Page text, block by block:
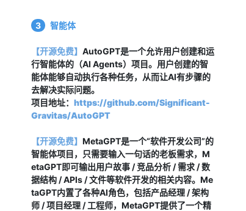
3 智能体
【开源免费】 AutoGPT是一个允许用户创建和运
行智能体的（AI Agents）项目。用户创建的智
能体能够自动执行各种任务，从而让AI有步骤的
去解决实际问题。
项目地址： https://github.com/Significant-
Gravitas/AutoGPT
【开源免费】 MetaGPT是一个“软件开发公司”的
智能体项目，只需要输入一句话的老板需求，M
etaGPT即可输出用户故事 / 竞品分析 / 需求 / 数
据结构 / APIs / 文件等软件开发的相关内容。Me
taGPT内置了各种AI角色，包括产品经理 / 架构
师 / 项目经理 / 工程师，MetaGPT提供了一个精